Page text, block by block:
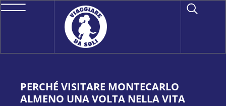
PERCHÉ VISITARE MONTECARLO
ALMENO UNA VOLTA NELLA VITA